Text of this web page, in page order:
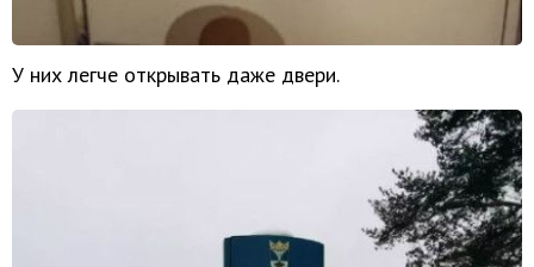
У них легче открывать даже двери.